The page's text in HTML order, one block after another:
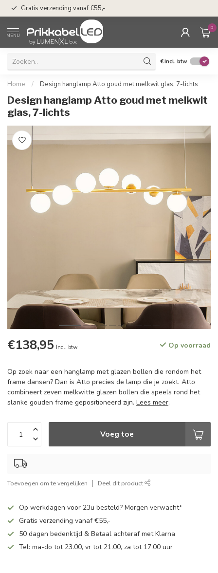
Gratis verzending vanaf €55,-
MENU
0
€Incl. btw
Home / Design hanglamp Atto goud met melkwit glas, 7-lichts
Design hanglamp Atto goud met melkwit
glas, 7-lichts
€138,95 Incl. btw Op voorraad
Op zoek naar een hanglamp met glazen bollen die rondom het
frame dansen? Dan is Atto precies de lamp die je zoekt. Atto
combineert zeven melkwitte glazen bollen die speels rond het
slanke gouden frame gepositioneerd zijn. Lees meer.
Voeg toe
Toevoegen om te vergelijken Deel dit product
Op werkdagen voor 23u besteld? Morgen verwacht*
Gratis verzending vanaf €55,-
50 dagen bedenktijd & Betaal achteraf met Klarna
Tel: ma-do tot 23.00, vr tot 21.00, za tot 17.00 uur